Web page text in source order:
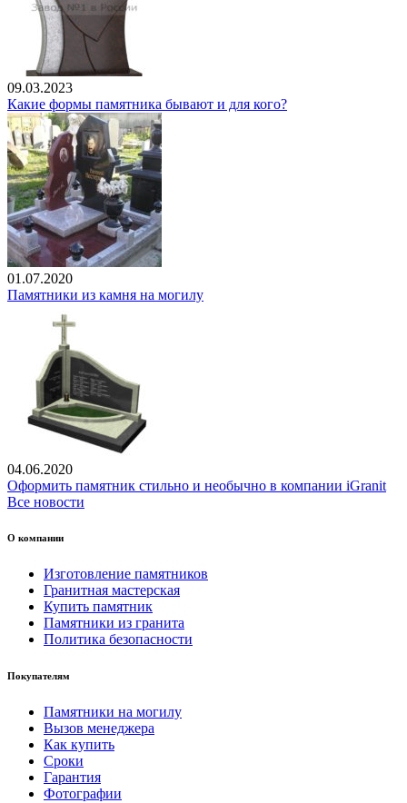
09.03.2023
Какие формы памятника бывают и для кого?
01.07.2020
Памятники из камня на могилу
04.06.2020
Оформить памятник стильно и необычно в компании iGranit
Все новости
О компании
Изготовление памятников
Гранитная мастерская
Купить памятник
Памятники из гранита
Политика безопасности
Покупателям
Памятники на могилу
Вызов менеджера
Как купить
Сроки
Гарантия
Фотографии